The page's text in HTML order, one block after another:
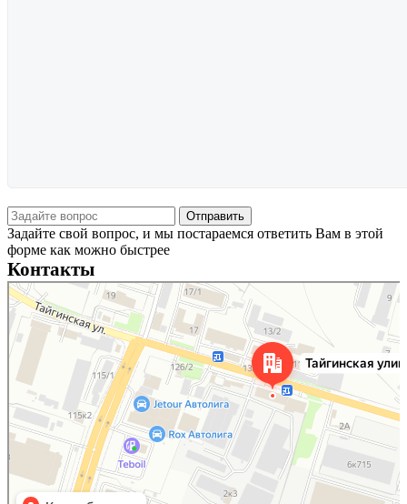
Задайте свой вопрос, и мы постараемся ответить Вам в этой
форме как можно быстрее
Контакты
Новосибирск
Тайгинская улица, 2 на карте Новосибирска — Яндекс Карты